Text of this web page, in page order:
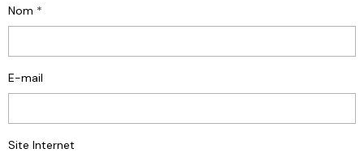
Nom
E-mail
Site Internet